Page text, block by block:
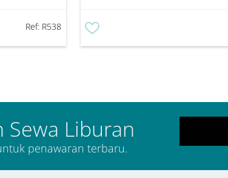
Ref: R538
Sewa Liburan
penawaran terbaru.